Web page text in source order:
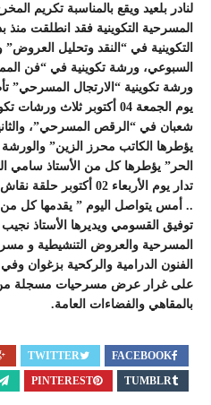
لنادر بلعيد ويقع بالمناسبة تكريم
المسرحية التكوينية فقد انطلقت منذ
التكوينية في “النقد وتحليل
السبوعي، ورشة تكوينية في “فن
ورشة تكوينية “الارتجال المسرحي”
يوم الجمعة 04 أكتوبر ثلاث
شعبان في “الرقص المسرحي”،
يؤطرها الكاتب محرز الزين” والورشة
الحر” يؤطرها كل من الأستاذ سامي
تدار يوم الأربعاء 02
.. أمس يتواصل اليوم ” يقدمها كل من
توفيق القسومي ويديرها الأستاذ
المسرحية والعروض التنشيطية و
الفنون الدرامية والركحية بزغوان
على غرار عرض مسرحيات مسجلة
بالمقاهي والفضاءات العامة.
FACEBOOK
TWITTER
TUMBLR
PINTEREST